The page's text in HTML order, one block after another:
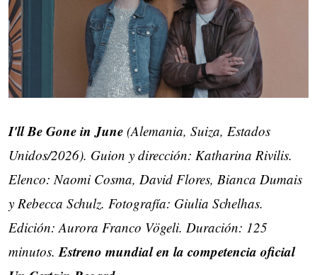
I'll Be Gone in June (Alemania, Suiza, Estados
Unidos/2026). Guion y dirección: Katharina Rivilis.
Elenco: Naomi Cosma, David Flores, Bianca Dumais
y Rebecca Schulz. Fotografía: Giulia Schelhas.
Edición: Aurora Franco Vögeli. Duración: 125
minutos. Estreno mundial en la competencia oficial